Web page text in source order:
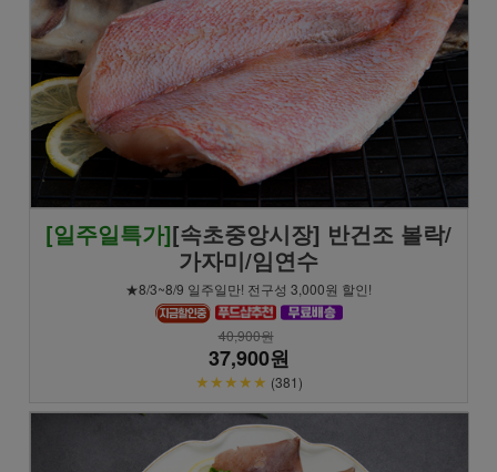
[일주일특가][속초중앙시장] 반건조 볼락/
가자미/임연수
★8/3~8/9 일주일만! 전구성 3,000원 할인!
40,900원
37,900원
★★★★★ (381)